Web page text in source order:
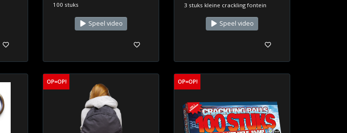
100 stuks
Speel video
3 stuks kleine crackling fontein
Speel video
OP=OP! OP=OP!